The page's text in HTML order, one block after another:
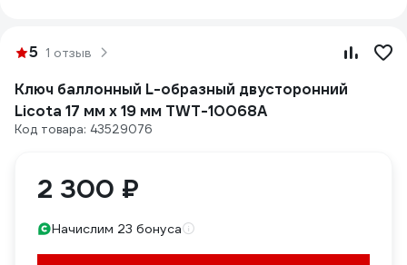
5 1 отзыв
Ключ баллонный L-образный двусторонний
Licota 17 мм х 19 мм TWT-10068A
Код товара: 43529076
2 300 ₽
Начислим 23 бонуса